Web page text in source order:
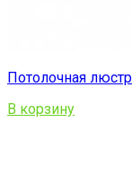
Потолочная
В корзину